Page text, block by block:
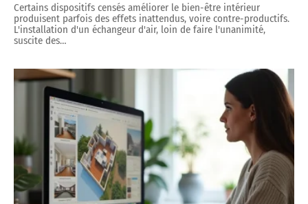
Certains dispositifs censés améliorer le bien-être intérieur
produisent parfois des effets inattendus, voire contre-productifs.
L'installation d'un échangeur d'air, loin de faire l'unanimité,
suscite des…